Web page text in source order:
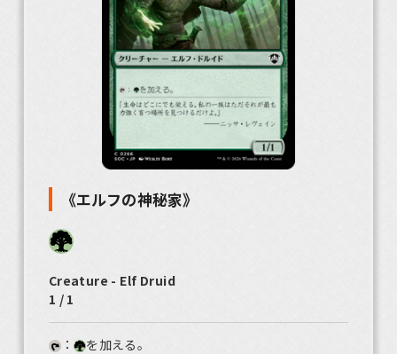
《エルフの神秘家》
Creature - Elf Druid
1 / 1
： を加える。